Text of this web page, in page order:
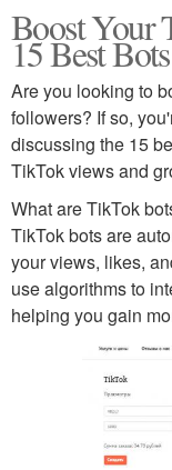
Boost Your
15 Best Bots
Are you looking to
followers? If so,
discussing the 15
TikTok views and
What are TikTok
TikTok bots are
your views, likes,
use algorithms to
helping you gain